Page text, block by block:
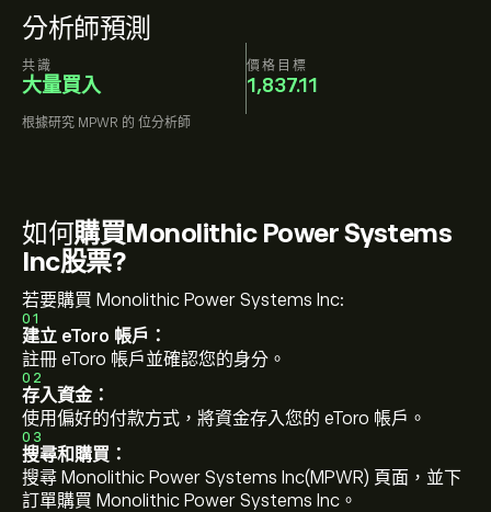
分析師預測
共識
大量買入
價格目標
1,837.11
根據研究 MPWR 的 位分析師
如何購買Monolithic Power Systems
Inc股票?
若要購買 Monolithic Power Systems Inc:
01
建立 eToro 帳戶：
註冊 eToro 帳戶並確認您的身分。
02
存入資金：
使用偏好的付款方式，將資金存入您的 eToro 帳戶。
03
搜尋和購買：
搜尋 Monolithic Power Systems Inc(MPWR) 頁面，並下
訂單購買 Monolithic Power Systems Inc。